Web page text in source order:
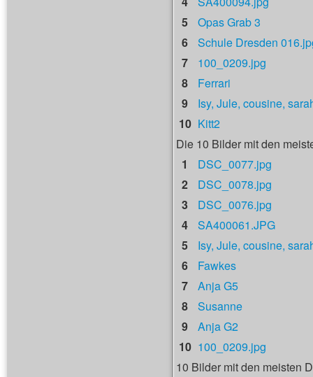
5
Opas Grab 3
6
Schule Dresden
7
100_0209.jpg
8
Ferrari
9
Isy, Jule, cousine,
10 Kitt2
Die 10 Bilder mit den
1
DSC_0077.jpg
2
DSC_0078.jpg
3
DSC_0076.jpg
4
SA400061.JPG
5
Isy, Jule, cousine,
6
Fawkes
7
Anja G5
8
Susanne
9
Anja G2
10 100_0209.jpg
10 Bilder mit den meisten